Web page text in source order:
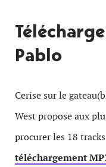
Pablo
Cerise sur le
West propose aux
procurer les 18
téléchargement